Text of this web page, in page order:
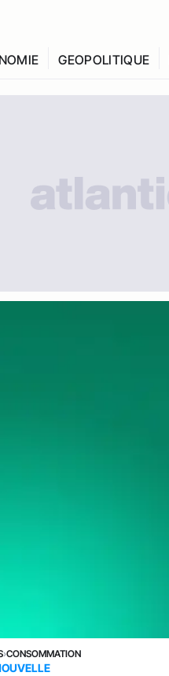
GEOPOLITIQUE
›CONSOMMATION